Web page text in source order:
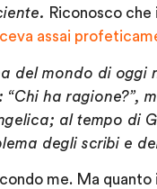
Riconosco
assai
del mondo di oggi
“Chi ha ragione?”,
al tempo di
degli scribi e
me. Ma